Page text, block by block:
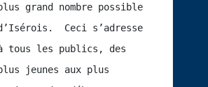
grand nombre possible
Ceci s’adresse
tous les publics, des
jeunes aux plus